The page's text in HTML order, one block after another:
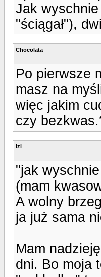
Jak
"ściągał"),
Chocolata
Po pierwsze
masz na
więc jakim
czy
Izi
"jak
(mam
A wolny
ja już sama
Mam
dni. Bo moja